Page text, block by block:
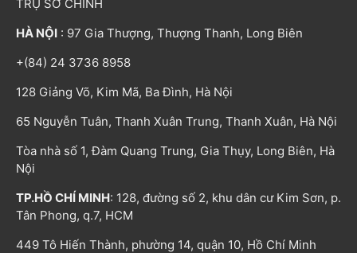
TRỤ SỞ CHÍNH
HÀ NỘI : 97 Gia Thượng, Thượng Thanh, Long Biên
+(84) 24 3736 8958
128 Giảng Võ, Kim Mã, Ba Đình, Hà Nội
65 Nguyễn Tuân, Thanh Xuân Trung, Thanh Xuân, Hà Nội
Tòa nhà số 1, Đàm Quang Trung, Gia Thụy, Long Biên, Hà
Nội
TP.HỒ CHÍ MINH: 128, đường số 2, khu dân cư Kim Sơn, p.
Tân Phong, q.7, HCM
449 Tô Hiến Thành, phường 14, quận 10, Hồ Chí Minh